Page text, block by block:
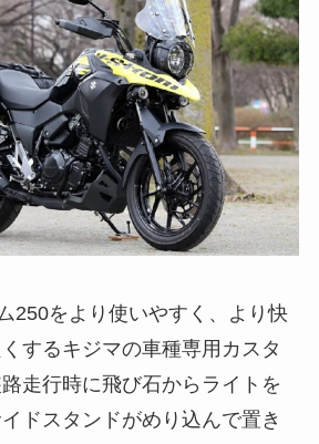
250をより使いやすく、より快
するキジマの車種専用カスタ
走行時に飛び石からライトを
ドスタンドがめり込んで置き